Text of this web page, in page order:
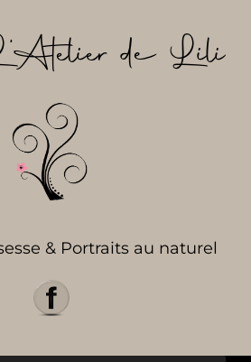
de Lili
& Portraits au naturel